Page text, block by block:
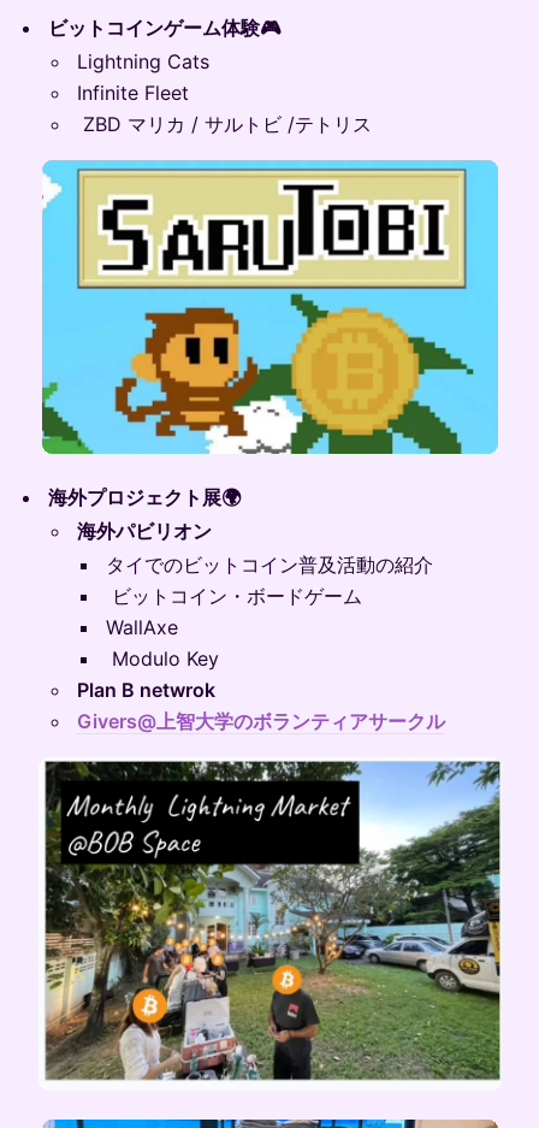
ビットコインゲーム体験🎮
Lightning Cats
Infinite Fleet
ZBD マリカ / サルトビ /テトリス
海外プロジェクト展🌍
海外パビリオン
タイでのビットコイン普及活動の紹介
ビットコイン・ボードゲーム
WallAxe
Modulo Key
Plan B netwrok
Givers@上智大学のボランティアサークル